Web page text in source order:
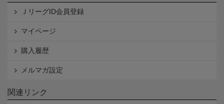
ＪリーグID会員登録
マイページ
購入履歴
メルマガ設定
関連リンク